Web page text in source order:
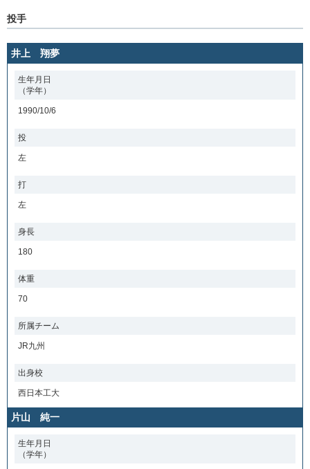
投手
井上 翔夢
生年月日
（学年）
1990/10/6
投
左
打
左
身長
180
体重
70
所属チーム
JR九州
出身校
西日本工大
片山 純一
生年月日
（学年）